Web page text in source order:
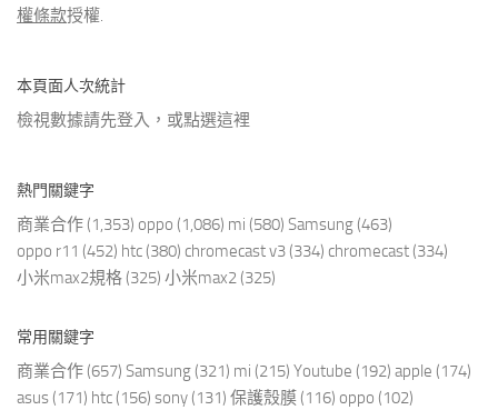
權條款授權.
本頁面人次統計
檢視數據請先登入，或點選這裡
熱門關鍵字
商業合作 (1,353) oppo (1,086) mi (580) Samsung (463)
oppo r11 (452) htc (380) chromecast v3 (334) chromecast (334)
小米max2規格 (325) 小米max2 (325)
常用關鍵字
商業合作 (657) Samsung (321) mi (215) Youtube (192) apple (174)
asus (171) htc (156) sony (131) 保護殼膜 (116) oppo (102)